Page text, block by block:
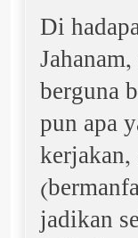
Di
berguna
pun apa
jadikan